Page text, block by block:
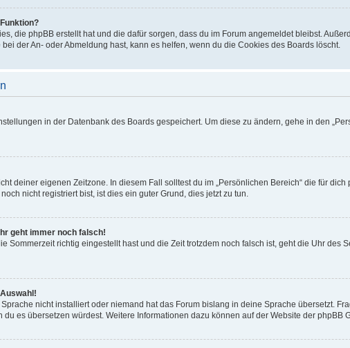
die phpBB erstellt hat und die dafür sorgen, dass du im Forum angemeldet bleibst.
der An- oder Abmeldung hast, kann es helfen, wenn du die Cookies des Boards löscht.
in der Datenbank des Boards gespeichert. Um diese zu ändern, gehe in den
deiner eigenen Zeitzone. In diesem Fall solltest du im „Persönlichen Bereich“ die für
nicht registriert bist, ist dies ein guter Grund, dies jetzt zu tun.
geht immer noch falsch!
Sommerzeit richtig eingestellt hast und die Zeit trotzdem noch falsch ist, geht die Uhr des
nicht installiert oder niemand hat das Forum bislang in deine Sprache übersetzt.
es übersetzen würdest. Weitere Informationen dazu können auf der Website der phpBB